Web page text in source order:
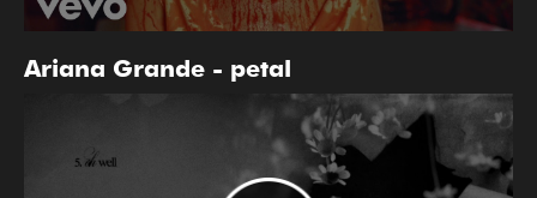
Ariana Grande - petal